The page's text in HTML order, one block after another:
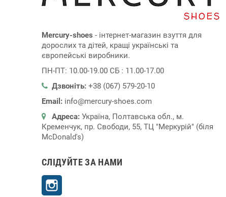
Mercury-shoes - інтернет-магазин взуття для
дорослих та дітей, кращі українські та
європейські виробники.
ПН-ПТ: 10.00-19.00 СБ : 11.00-17.00
Дзвоніть: +38 (067) 579-20-10
Email: info@mercury-shoes.com
Адреса: Україна, Полтавська обл., м.
Кременчук, пр. Свободи, 55, ТЦ "Меркурій" (біля
McDonald's)
СЛІДУЙТЕ ЗА НАМИ